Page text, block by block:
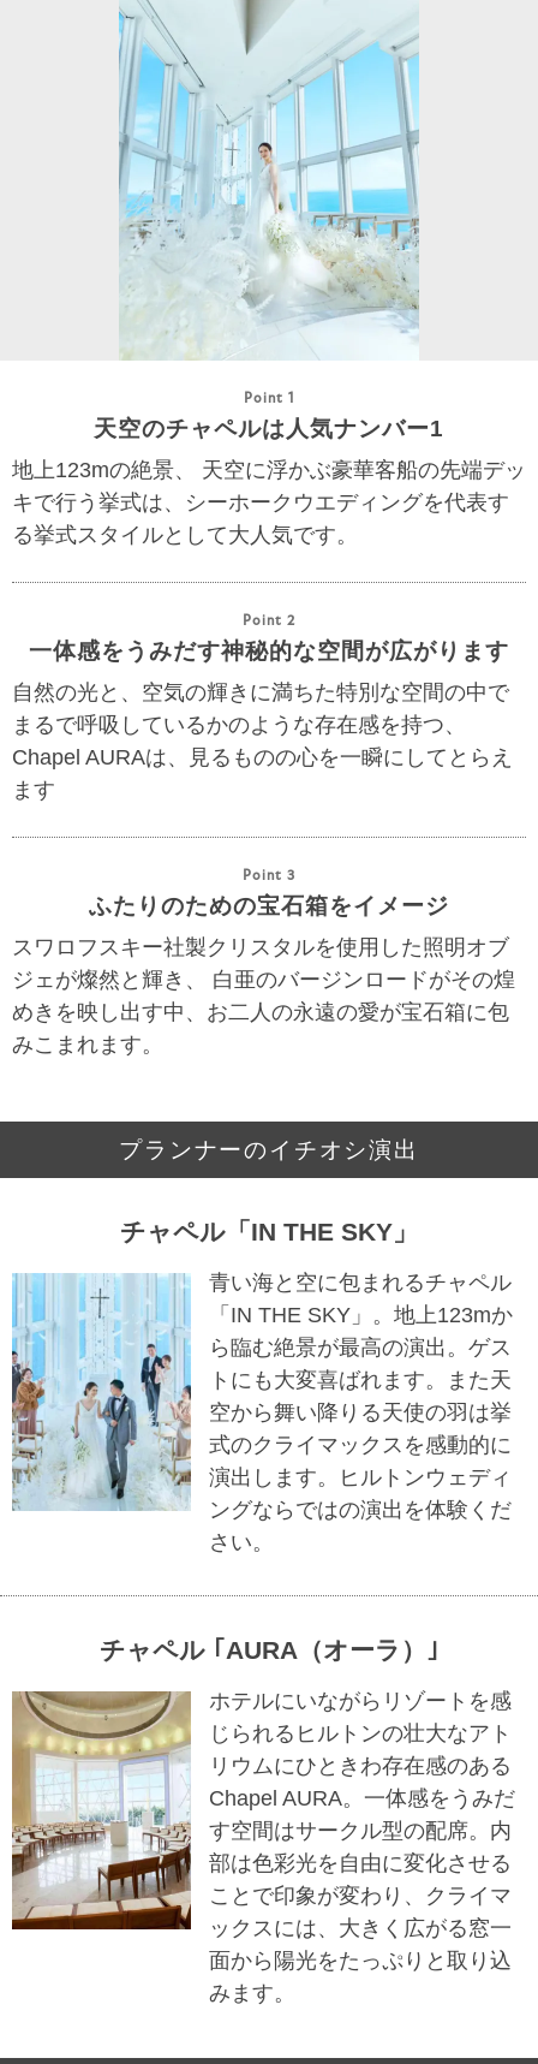
Point 1
天空のチャペルは人気ナンバー1
地上123mの絶景、 天空に浮かぶ豪華客船の先端デッ
キで行う挙式は、シーホークウエディングを代表す
る挙式スタイルとして大人気です。
Point 2
一体感をうみだす神秘的な空間が広がります
自然の光と、空気の輝きに満ちた特別な空間の中で
まるで呼吸しているかのような存在感を持つ、
Chapel AURAは、見るものの心を一瞬にしてとらえ
ます
Point 3
ふたりのための宝石箱をイメージ
スワロフスキー社製クリスタルを使用した照明オブ
ジェが燦然と輝き、 白亜のバージンロードがその煌
めきを映し出す中、お二人の永遠の愛が宝石箱に包
みこまれます。
プランナーのイチオシ演出
チャペル「IN THE SKY」
青い海と空に包まれるチャペル
「IN THE SKY」。地上123mか
ら臨む絶景が最高の演出。ゲス
トにも大変喜ばれます。また天
空から舞い降りる天使の羽は挙
式のクライマックスを感動的に
演出します。ヒルトンウェディ
ングならではの演出を体験くだ
さい。
チャペル ｢AURA（オーラ）｣
ホテルにいながらリゾートを感
じられるヒルトンの壮大なアト
リウムにひときわ存在感のある
Chapel AURA。一体感をうみだ
す空間はサークル型の配席。内
部は色彩光を自由に変化させる
ことで印象が変わり、クライマ
ックスには、大きく広がる窓一
面から陽光をたっぷりと取り込
みます。